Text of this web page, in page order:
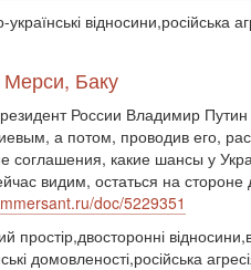
відносини,російська
Баку
России Владимир
а потом, проводив его,
соглашения, какие шансы у
видим, остаться на стороне
doc/5229351
простір,двосторонні
домовленості,російська